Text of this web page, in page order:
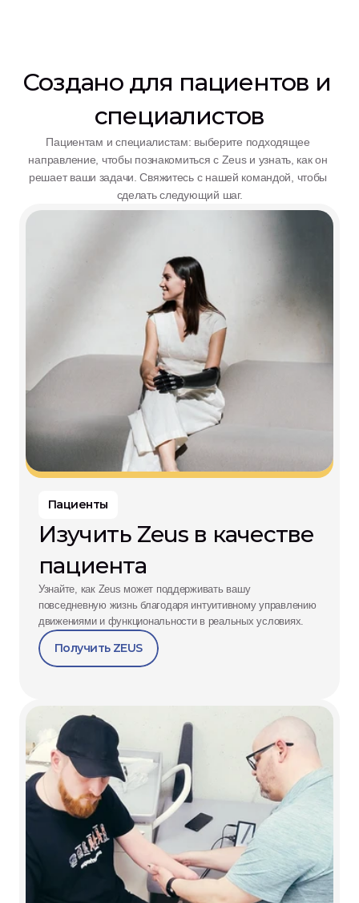
Создано для пациентов и
специалистов
Пациентам и специалистам: выберите подходящее
направление, чтобы познакомиться с Zeus и узнать, как он
решает ваши задачи. Свяжитесь с нашей командой, чтобы
сделать следующий шаг.
Пациенты
Изучить Zeus в качестве
пациента
Узнайте, как Zeus может поддерживать вашу
повседневную жизнь благодаря интуитивному управлению
движениями и функциональности в реальных условиях.
Получить ZEUS